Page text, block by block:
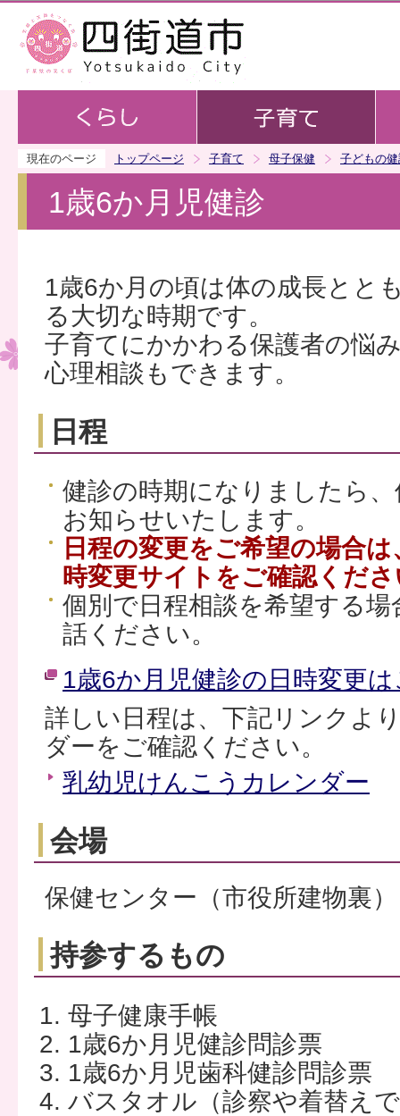
現在のページ トップページ 子育て 母子保健 子どもの
1歳6か月児健診
1歳6か月の頃は体の成長とと
る大切な時期です。
子育てにかかわる保護者の悩
心理相談もできます。
日程
健診の時期になりましたら
お知らせいたします。
日程の変更をご希望の場合
時変更サイトをご確認くだ
個別で日程相談を希望する
話ください。
1歳6か月児健診の日時変更
詳しい日程は、下記リンクよ
ダーをご確認ください。
乳幼児けんこうカレンダー
会場
保健センター（市役所建物裏）
持参するもの
母子健康手帳
1歳6か月児健診問診票
1歳6か月児歯科健診問診票
バスタオル（診察や着替え